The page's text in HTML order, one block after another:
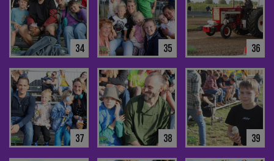
34 35 36
37 38 39